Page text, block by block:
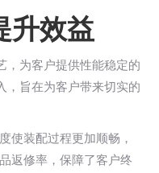
升效益
，为客户提供性能稳定的
，旨在为客户带来切实的
使装配过程更加顺畅，
返修率，保障了客户终